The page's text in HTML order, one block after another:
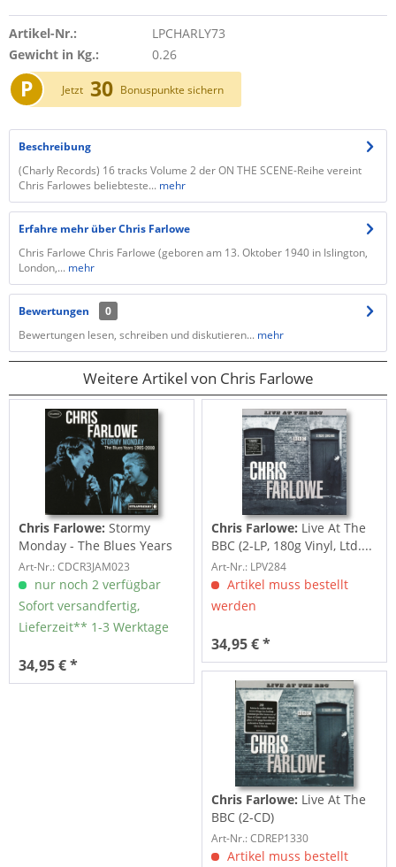
Artikel-Nr.:
LPCHARLY73
Gewicht in Kg.:
0.26
P Jetzt 30 Bonuspunkte sichern
Beschreibung
(Charly Records) 16 tracks Volume 2 der ON THE SCENE-Reihe vereint
Chris Farlowes beliebteste... mehr
Erfahre mehr über Chris Farlowe
Chris Farlowe Chris Farlowe (geboren am 13. Oktober 1940 in Islington,
London,... mehr
Bewertungen
0
Bewertungen lesen, schreiben und diskutieren... mehr
Weitere Artikel von Chris Farlowe
Chris Farlowe:Stormy
Monday - The Blues Years
1985-2008 (3-CD)
Art-Nr.: CDCR3JAM023
nur noch 2 verfügbar
Sofort versandfertig,
Lieferzeit** 1-3 Werktage
34,95 € *
Chris Farlowe: Live At The
BBC (2-LP, 180g Vinyl, Ltd....
Art-Nr.: LPV284
Artikel muss bestellt
werden
34,95 € *
Chris Farlowe: Live At The
BBC (2-CD)
Art-Nr.: CDREP1330
Artikel muss bestellt